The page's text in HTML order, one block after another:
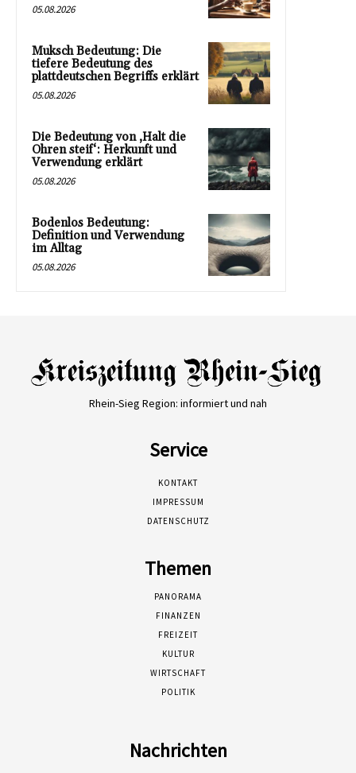
05.08.2026
Muksch Bedeutung: Die
tiefere Bedeutung des
plattdeutschen Begriffs erklärt
05.08.2026
Die Bedeutung von ‚Halt die
Ohren steif‘: Herkunft und
Verwendung erklärt
05.08.2026
Bodenlos Bedeutung:
Definition und Verwendung
im Alltag
05.08.2026
Rhein-Sieg Region: informiert und nah
Service
KONTAKT
IMPRESSUM
DATENSCHUTZ
Themen
PANORAMA
FINANZEN
FREIZEIT
KULTUR
WIRTSCHAFT
POLITIK
Nachrichten